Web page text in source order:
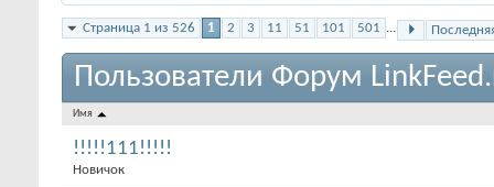
Страница 1 из 526 1 2 3 11 51 101 501 ...
Пользователи Форум
Имя
!!!!!111!!!!!
Новичок